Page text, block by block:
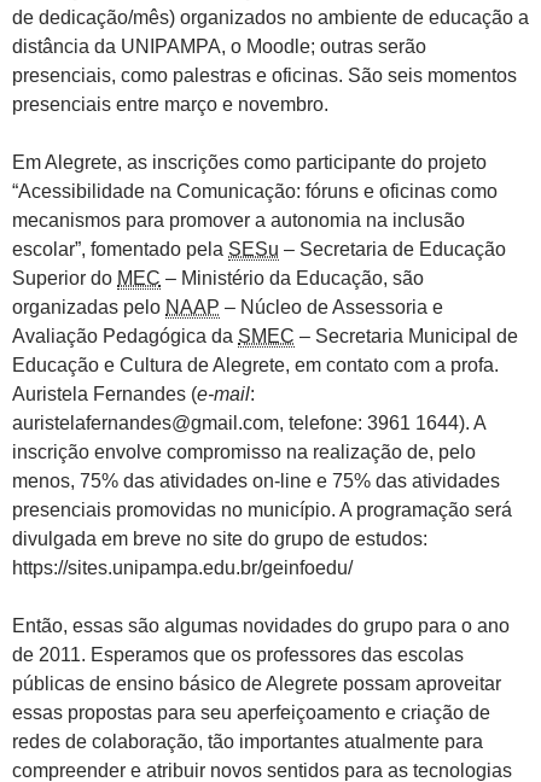
de dedicação/mês) organizados no ambiente de educação a
distância da UNIPAMPA, o Moodle; outras serão
presenciais, como palestras e oficinas. São seis momentos
presenciais entre março e novembro.
Em Alegrete, as inscrições como participante do projeto
“Acessibilidade na Comunicação: fóruns e oficinas como
mecanismos para promover a autonomia na inclusão
escolar”, fomentado pela SESu – Secretaria de Educação
Superior do MEC – Ministério da Educação, são
organizadas pelo NAAP – Núcleo de Assessoria e
Avaliação Pedagógica da SMEC – Secretaria Municipal de
Educação e Cultura de Alegrete, em contato com a profa.
Auristela Fernandes (e-mail:
auristelafernandes@gmail.com, telefone: 3961 1644). A
inscrição envolve compromisso na realização de, pelo
menos, 75% das atividades on-line e 75% das atividades
presenciais promovidas no município. A programação será
divulgada em breve no site do grupo de estudos:
https://sites.unipampa.edu.br/geinfoedu/
Então, essas são algumas novidades do grupo para o ano
de 2011. Esperamos que os professores das escolas
públicas de ensino básico de Alegrete possam aproveitar
essas propostas para seu aperfeiçoamento e criação de
redes de colaboração, tão importantes atualmente para
compreender e atribuir novos sentidos para as tecnologias